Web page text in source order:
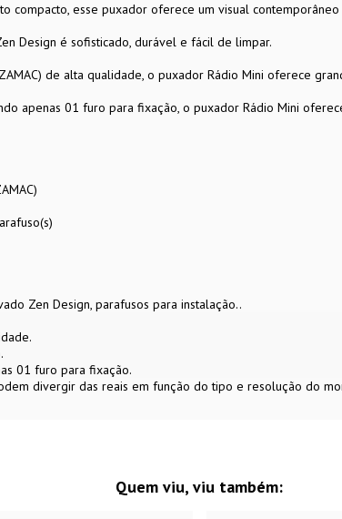
compacto, esse puxador oferece um visual
Design é sofisticado, durável e fácil de limpar.
de alta qualidade, o puxador Rádio Mini oferece
apenas 01 furo para fixação, o puxador Rádio Mini
Zen Design, parafusos para instalação..
01 furo para fixação.
divergir das reais em função do tipo e resolução do
Quem viu, viu também: